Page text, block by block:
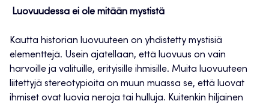
Luovuudessa ei ole mitään mystistä
Kautta historian luovuuteen on yhdistetty mystisiä
elementtejä. Usein ajatellaan, että luovuus on vain
harvoille ja valituille, erityisille ihmisille. Muita luovuuteen
liitettyjä stereotypioita on muun muassa se, että luovat
ihmiset ovat luovia neroja tai hulluja. Kuitenkin hiljainen